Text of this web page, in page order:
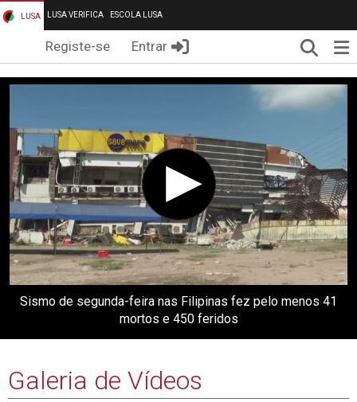
LUSA LUSA VERIFICA ESCOLA LUSA
Registe-se Entrar
Sismo de segunda-feira nas Filipinas fez pelo menos 41
mortos e 450 feridos
Galeria de Vídeos